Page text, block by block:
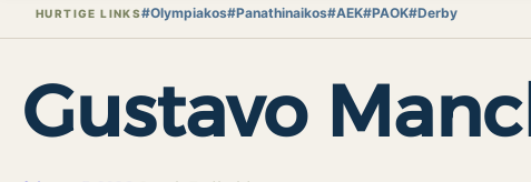
HURTIGE LINKS#Olympiakos#Panathinaikos#AEK#PAOK#Derby
Gustavo